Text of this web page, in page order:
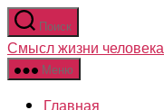
Перейти
к
содержимому
Поиск
Смысл жизни человека
Меню
Главная